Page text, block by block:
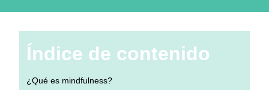
Índice de contenido
¿Qué es mindfulness?